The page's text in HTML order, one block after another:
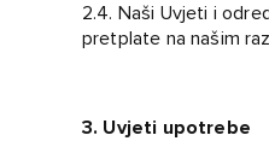
2.4. Naši Uvjeti i
pretplate na našim
3. Uvjeti upotrebe